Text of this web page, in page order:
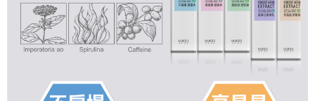
EMS海外配送 查看運費